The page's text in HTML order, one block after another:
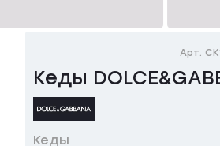
Кеды
Арт.
Кеды